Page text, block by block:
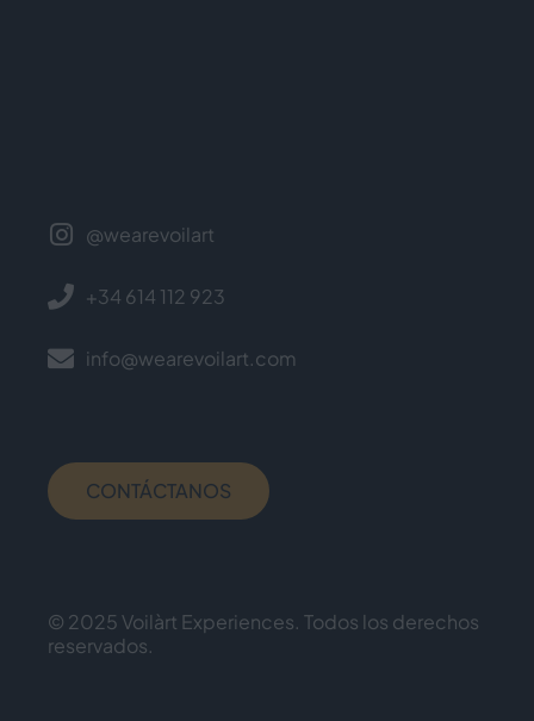
@wearevoilart
+34 614 112 923
info@wearevoilart.com
CONTÁCTANOS
© 2025 Voilàrt Experiences. Todos los derechos
reservados.